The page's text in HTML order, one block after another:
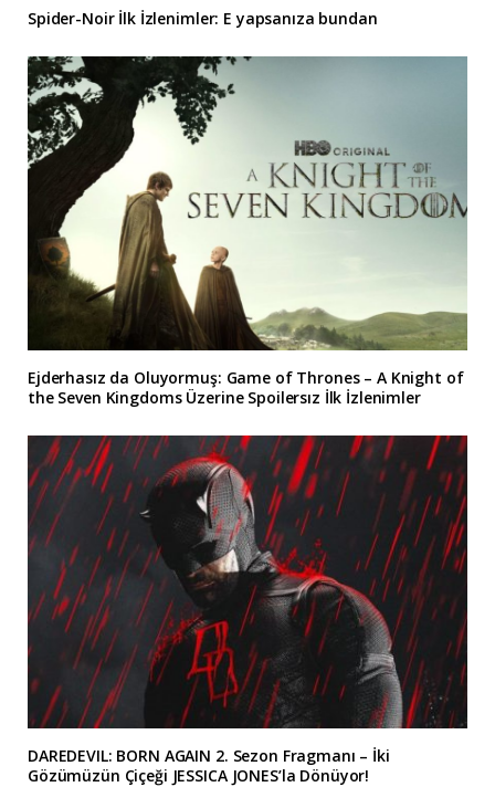
Spider-Noir İlk İzlenimler: E yapsanıza bundan
Ejderhasız da Oluyormuş: Game of Thrones – A Knight of
the Seven Kingdoms Üzerine Spoilersız İlk İzlenimler
DAREDEVIL: BORN AGAIN 2. Sezon Fragmanı – İki
Gözümüzün Çiçeği JESSICA JONES’la Dönüyor!